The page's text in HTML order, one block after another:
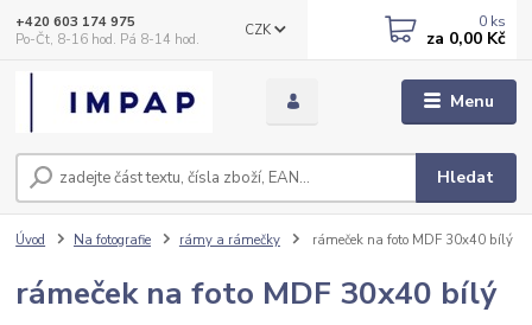
Menu
CZK
Hledat
+420 603 174 975
Po-Čt, 8-16 hod. Pá 8-14 hod.
0 ks
za 0,00 Kč
Úvod Na fotografie rámy a rámečky rámeček na foto MDF 30x40 bílý
rámeček na foto MDF 30x40 bílý